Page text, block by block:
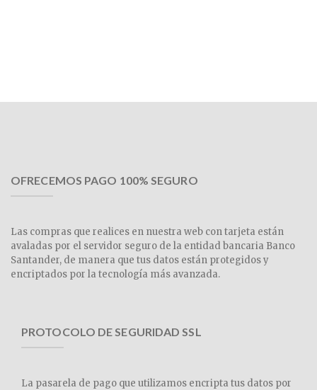
OFRECEMOS PAGO 100% SEGURO
Las compras que realices en nuestra web con tarjeta están
avaladas por el servidor seguro de la entidad bancaria Banco
Santander, de manera que tus datos están protegidos y
encriptados por la tecnología más avanzada.
PROTOCOLO DE SEGURIDAD SSL
La pasarela de pago que utilizamos encripta tus datos por